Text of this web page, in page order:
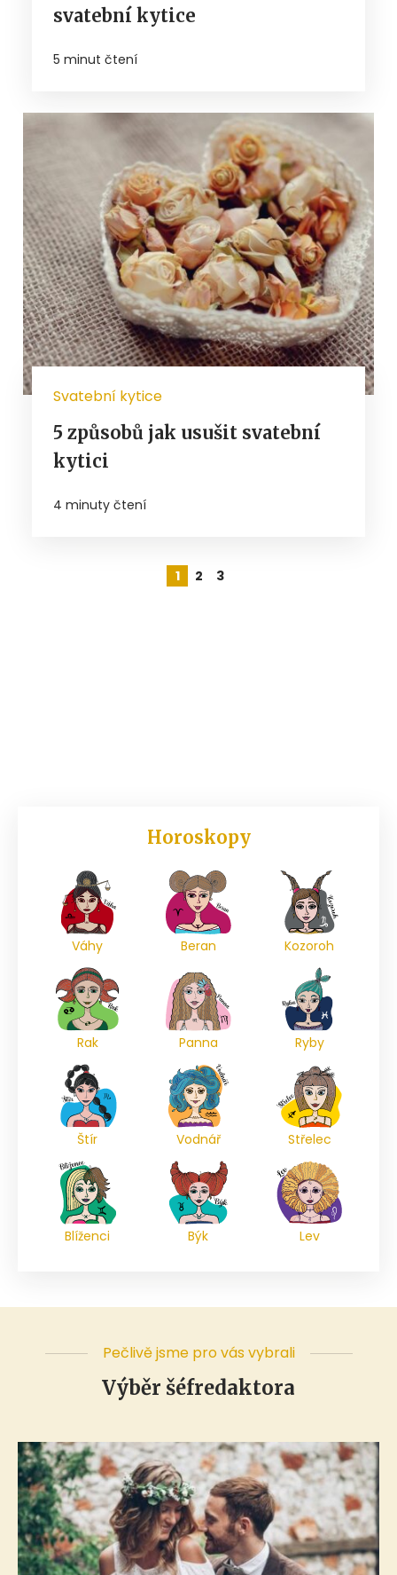
svatební kytice
5 minut čtení
Svatební kytice
5 způsobů jak usušit svatební
kytici
4 minuty čtení
1 2 3
Horoskopy
Váhy Beran Kozoroh
Rak Panna Ryby
Štír Vodnář Střelec
Blíženci Býk Lev
Pečlivě jsme pro vás vybrali
Výběr šéfredaktora